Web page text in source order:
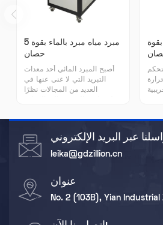
مبرد مياه مبرد بالماء بقوة 5
حصان
أصبح المبرد المائي أحد معدات
التبريد التي لا غنى عنها في
العديد من المجالات نظرًا
التشغيل والتركيب المرن.
تبريد
عبر البريد الإلكتروني
leika@gdzillion.cn
عنوان
No. 2 (103B), Yian